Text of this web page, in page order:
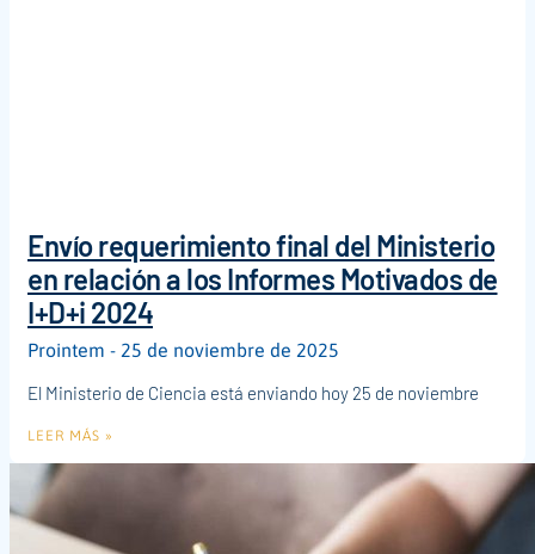
Envío requerimiento final del Ministerio
en relación a los Informes Motivados de
I+D+i 2024
Prointem
25 de noviembre de 2025
El Ministerio de Ciencia está enviando hoy 25 de noviembre
LEER MÁS »